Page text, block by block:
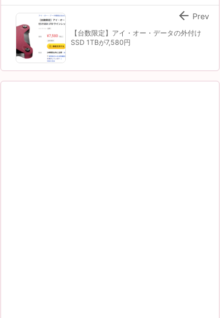
【台数限定】アイ・オー・データの外付け
SSD 1TBが7,580円
 Prev